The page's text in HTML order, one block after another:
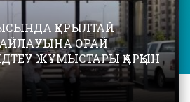
ҚҰРЫЛТАЙ
ОРАЙ
ЖҰМЫСТАРЫ ҚАРҚЫН